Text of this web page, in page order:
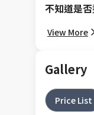
不知道是
View More
Gallery
Price List